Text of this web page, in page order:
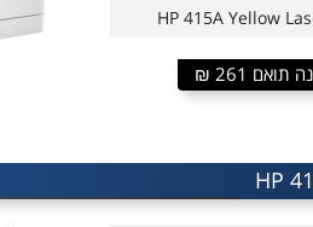
HP 415A Yellow
תואם 261 ₪